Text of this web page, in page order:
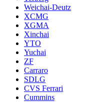
Weichai-Deutz
XCMG
XGMA
Xinchai
YTO
Yuchai
ZF
Carraro
SDLG
CVS Ferrari
Cummins